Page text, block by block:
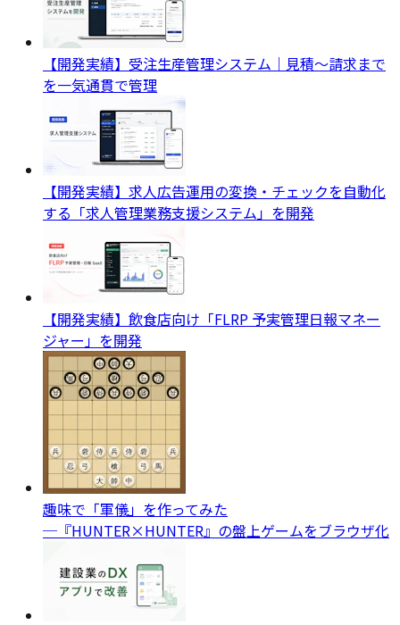
【開発実績】受注生産管理システム｜見積〜請求まで
を一気通貫で管理
【開発実績】求人広告運用の変換・チェックを自動化
する「求人管理業務支援システム」を開発
【開発実績】飲食店向け「FLRP 予実管理日報マネー
ジャー」を開発
趣味で「軍儀」を作ってみた
─『HUNTER×HUNTER』の盤上ゲームをブラウザ化